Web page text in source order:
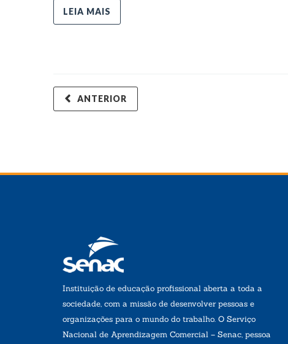
LEIA MAIS
ANTERIOR
Instituição de educação profissional aberta a toda a
sociedade, com a missão de desenvolver pessoas e
organizações para o mundo do trabalho. O Serviço
Nacional de Aprendizagem Comercial – Senac, pessoa